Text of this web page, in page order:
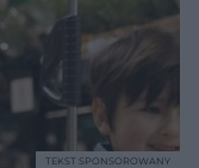
TEKST SPONSOROWANY